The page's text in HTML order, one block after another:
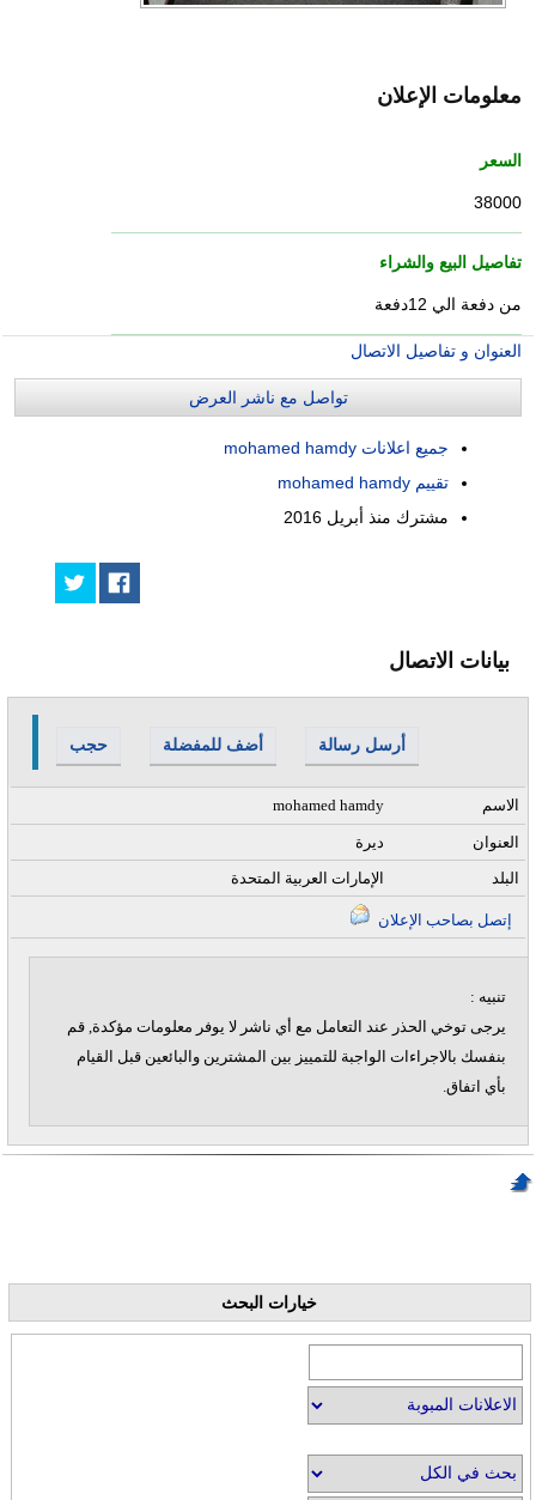
معلومات الإعلان
السعر
38000
تفاصيل البيع والشراء
من دفعة الي 12دفعة
العنوان و تفاصيل الاتصال
تواصل مع ناشر العرض
جميع اعلانات mohamed hamdy
تقييم mohamed hamdy
مشترك منذ أبريل 2016
بيانات الاتصال
حجب أضف للمفضلة أرسل رسالة
mohamed hamdy الاسم
ديرة
العنوان
الإمارات العربية المتحدة
البلد
تنبيه :
يرجى توخي الحذر عند التعامل مع أي ناشر لا يوفر معلومات مؤكدة, قم
بنفسك بالاجراءات الواجبة للتمييز بين المشترين والبائعين قبل القيام
بأي اتفاق.
خيارات البحث